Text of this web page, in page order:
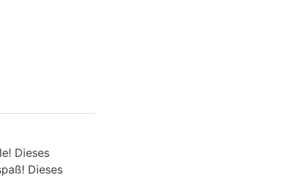
Dieses
Dieses